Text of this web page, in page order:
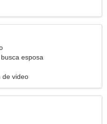
esposa
de video